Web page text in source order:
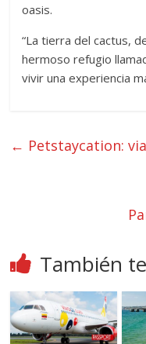
oasis.
“La tierra del cactus,
hermoso refugio
vivir una experiencia
← Petstaycation:
También